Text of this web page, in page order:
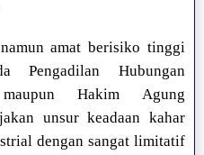
amat berisiko tinggi
Pengadilan Hubungan
Hakim Agung
unsur keadaan kahar
dengan sangat limitatif